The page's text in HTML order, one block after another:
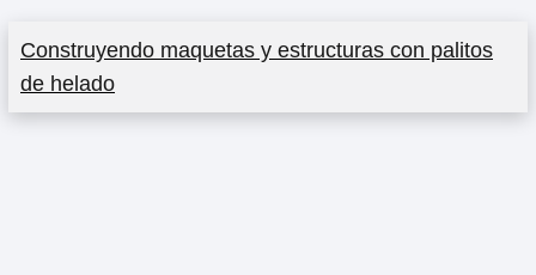
Construyendo maquetas y estructuras con palitos
de helado